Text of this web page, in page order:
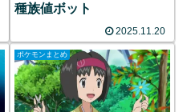
種族値ボット
2025.11.20
ポケモンまとめ